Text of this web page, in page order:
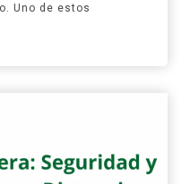
Uno de estos